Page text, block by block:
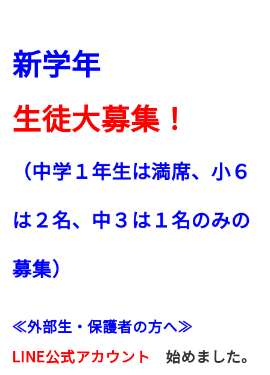
新学年
生徒大募集！
（中学１年生は満席、小６
は２名、中３は１名のみの
募集）
≪外部生・保護者の方へ≫
LINE公式アカウント 始めました。